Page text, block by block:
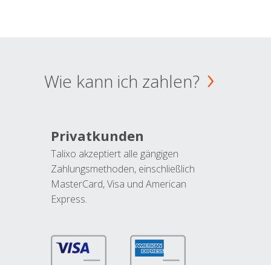
Wie kann ich zahlen?
Privatkunden
Talixo akzeptiert alle gängigen
Zahlungsmethoden, einschließlich
MasterCard, Visa und American
Express.